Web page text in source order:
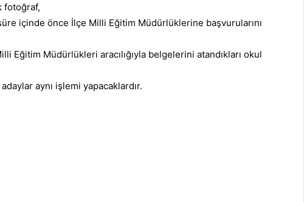
fotoğraf,
içinde önce İlçe Milli Eğitim Müdürlüklerine başvurularını
Eğitim Müdürlükleri aracılığıyla belgelerini atandıkları okul
aynı işlemi yapacaklardır.